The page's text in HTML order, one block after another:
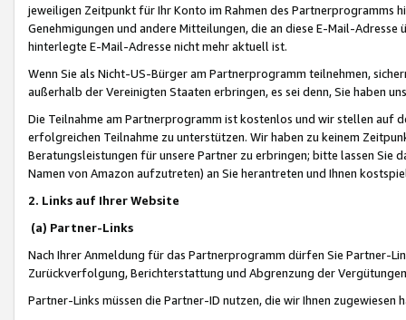
jeweiligen Zeitpunkt für Ihr Konto im Rahmen des Partnerprogramms
Genehmigungen und andere Mitteilungen, die an diese E-Mail-
hinterlegte E-Mail-Adresse nicht mehr aktuell ist.
Wenn Sie als Nicht-US-Bürger am Partnerprogramm teilnehmen,
außerhalb der Vereinigten Staaten erbringen, es sei denn, Sie haben
Die Teilnahme am Partnerprogramm ist kostenlos und wir stellen auf
erfolgreichen Teilnahme zu unterstützen. Wir haben zu keinem
Beratungsleistungen für unsere Partner zu erbringen; bitte lassen Sie
Namen von Amazon aufzutreten) an Sie herantreten und Ihnen
2. Links auf Ihrer Website
(a) Partner-Links
Nach Ihrer Anmeldung für das Partnerprogramm dürfen Sie Partner-
Zurückverfolgung, Berichterstattung und Abgrenzung der
Partner-Links müssen die Partner-ID nutzen, die wir Ihnen zugewiesen